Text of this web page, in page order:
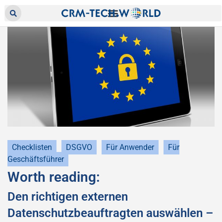
Checklisten DSGVO Für Anwender
Für
Geschäftsführer
Worth reading:
Den richtigen externen
Datenschutzbeauftragten auswählen –